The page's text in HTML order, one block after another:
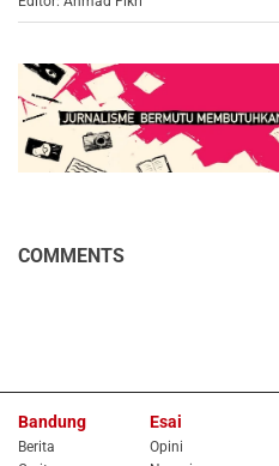
COMMENTS
Bandung
Berita
Esai
Opini